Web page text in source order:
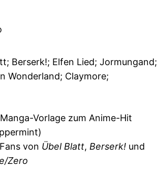
Berserk!; Elfen Lied; Jormungand;
Wonderland; Claymore;
Vorlage zum Anime-Hit
von Übel Blatt, Berserk! und
Zero